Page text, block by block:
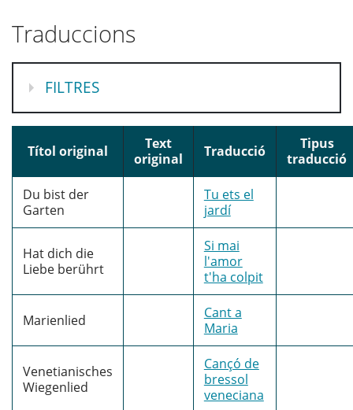
Traduccions
MOSTRA
FILTRES
Títol original
Text
original
Traducció
Tipus
traducció
Du bist der
Garten
Tu ets el
jardí
Hat dich die
Liebe berührt
Si mai
l'amor
t'ha colpit
Marienlied
Cant a
Maria
Venetianisches
Wiegenlied
Cançó de
bressol
veneciana